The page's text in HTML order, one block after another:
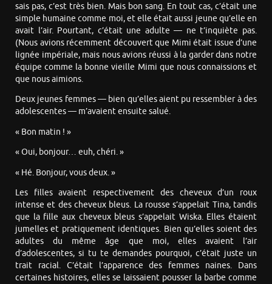
sais pas, c’est très bien. Mais bon sang. En tout cas, c’était une
simple humaine comme moi, et elle était aussi jeune qu’elle en
avait l’air. Pourtant, c’était une adulte — ne t’inquiète pas.
(Nous avions récemment découvert que Mimi était issue d’une
lignée impériale, mais nous avions réussi à la garder dans notre
équipe comme la bonne vieille Mimi que nous connaissions et
que nous aimions.
Deux jeunes femmes — bien qu’elles aient pu ressembler à des
adolescentes — m’avaient ensuite salué.
« Bon matin ! »
« Oui, bonjour… euh, chéri. »
« Hé. Bonjour, vous deux. »
Les filles avaient respectivement des cheveux d’un roux
intense et des cheveux bleus. La rousse s’appelait Tina, tandis
que la fille aux cheveux bleus s’appelait Wiska. Elles étaient
jumelles et pratiquement identiques. Bien qu’elles soient des
adultes du même âge que moi, elles avaient l’air
d’adolescentes, si tu te demandes pourquoi, c’était juste un
trait racial. C’était l’apparence des femmes naines. Dans
certaines histoires, elles se laissaient pousser la barbe comme